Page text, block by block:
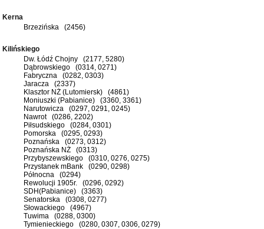
Kerna
Brzezińska (2456)
Kilińskiego
Dw. Łódź Chojny (2177, 5280)
Dąbrowskiego (0314, 0271)
Fabryczna (0282, 0303)
Jaracza (2337)
Klasztor NŻ (Lutomiersk) (4861)
Moniuszki (Pabianice) (3360, 3361)
Narutowicza (0297, 0291, 0245)
Nawrot (0286, 2202)
Piłsudskiego (0284, 0301)
Pomorska (0295, 0293)
Poznańska (0273, 0312)
Poznańska NŻ (0313)
Przybyszewskiego (0310, 0276, 0275)
Przystanek mBank (0290, 0298)
Północna (0294)
Rewolucji 1905r. (0296, 0292)
SDH(Pabianice) (3363)
Senatorska (0308, 0277)
Słowackiego (4967)
Tuwima (0288, 0300)
Tymienieckiego (0280, 0307, 0306, 0279)